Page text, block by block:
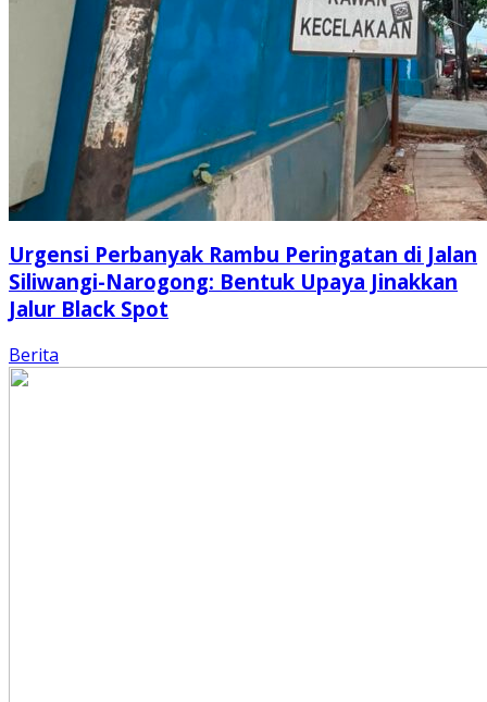
Urgensi Perbanyak Rambu Peringatan di Jalan
Siliwangi-Narogong: Bentuk Upaya Jinakkan
Jalur Black Spot
Berita